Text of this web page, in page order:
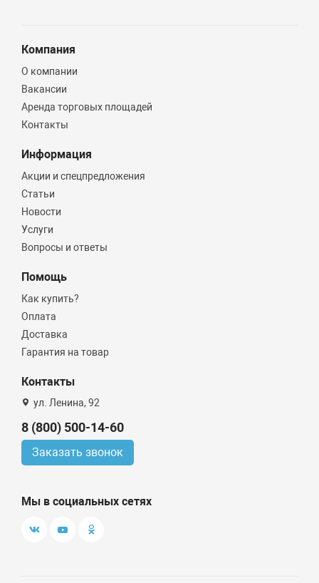
Компания
О компании
Вакансии
Аренда торговых площадей
Контакты
Информация
Акции и спецпредложения
Статьи
Новости
Услуги
Вопросы и ответы
Помощь
Как купить?
Оплата
Доставка
Гарантия на товар
Контакты
ул. Ленина, 92
8 (800) 500-14-60
Заказать звонок
Мы в социальных сетях